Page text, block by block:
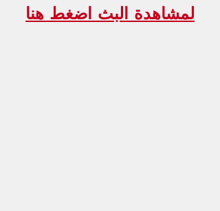
لمشاهدة البث اضغط هنا